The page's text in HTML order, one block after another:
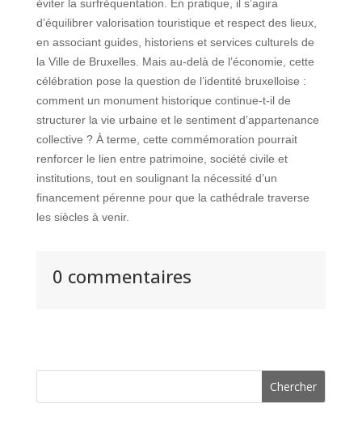
éviter la surfréquentation. En pratique, il s’agira
d’équilibrer valorisation touristique et respect des lieux,
en associant guides, historiens et services culturels de
la Ville de Bruxelles. Mais au-delà de l’économie, cette
célébration pose la question de l’identité bruxelloise :
comment un monument historique continue-t-il de
structurer la vie urbaine et le sentiment d’appartenance
collective ? À terme, cette commémoration pourrait
renforcer le lien entre patrimoine, société civile et
institutions, tout en soulignant la nécessité d’un
financement pérenne pour que la cathédrale traverse
les siècles à venir.
0 commentaires